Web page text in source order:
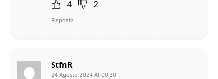
4 2
Risposta
StfnR
24 Agosto 2024 At 00:30